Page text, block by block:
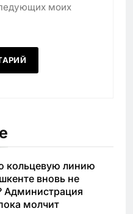
моих
кольцевую линию
вновь не
Администрация
молчит